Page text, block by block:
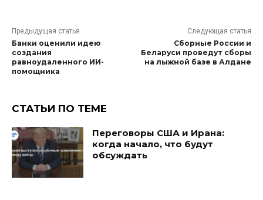
Предыдущая статья
Банки оценили идею
создания
равноудаленного ИИ-
помощника
Следующая статья
Сборные России и
Беларуси проведут сборы
на лыжной базе в Алдане
СТАТЬИ ПО ТЕМЕ
Переговоры США и Ирана:
когда начало, что будут
обсуждать